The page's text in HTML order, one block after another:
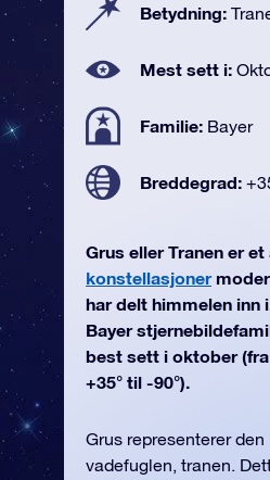
Betydning:
Mest sett i:
Familie: Bayer
Breddegrad:
Grus eller Tranen er et
konstellasjoner
har delt himmelen inn
Bayer
best sett i oktober
+35° til -90°).
Grus representerer
vadefuglen, tranen.